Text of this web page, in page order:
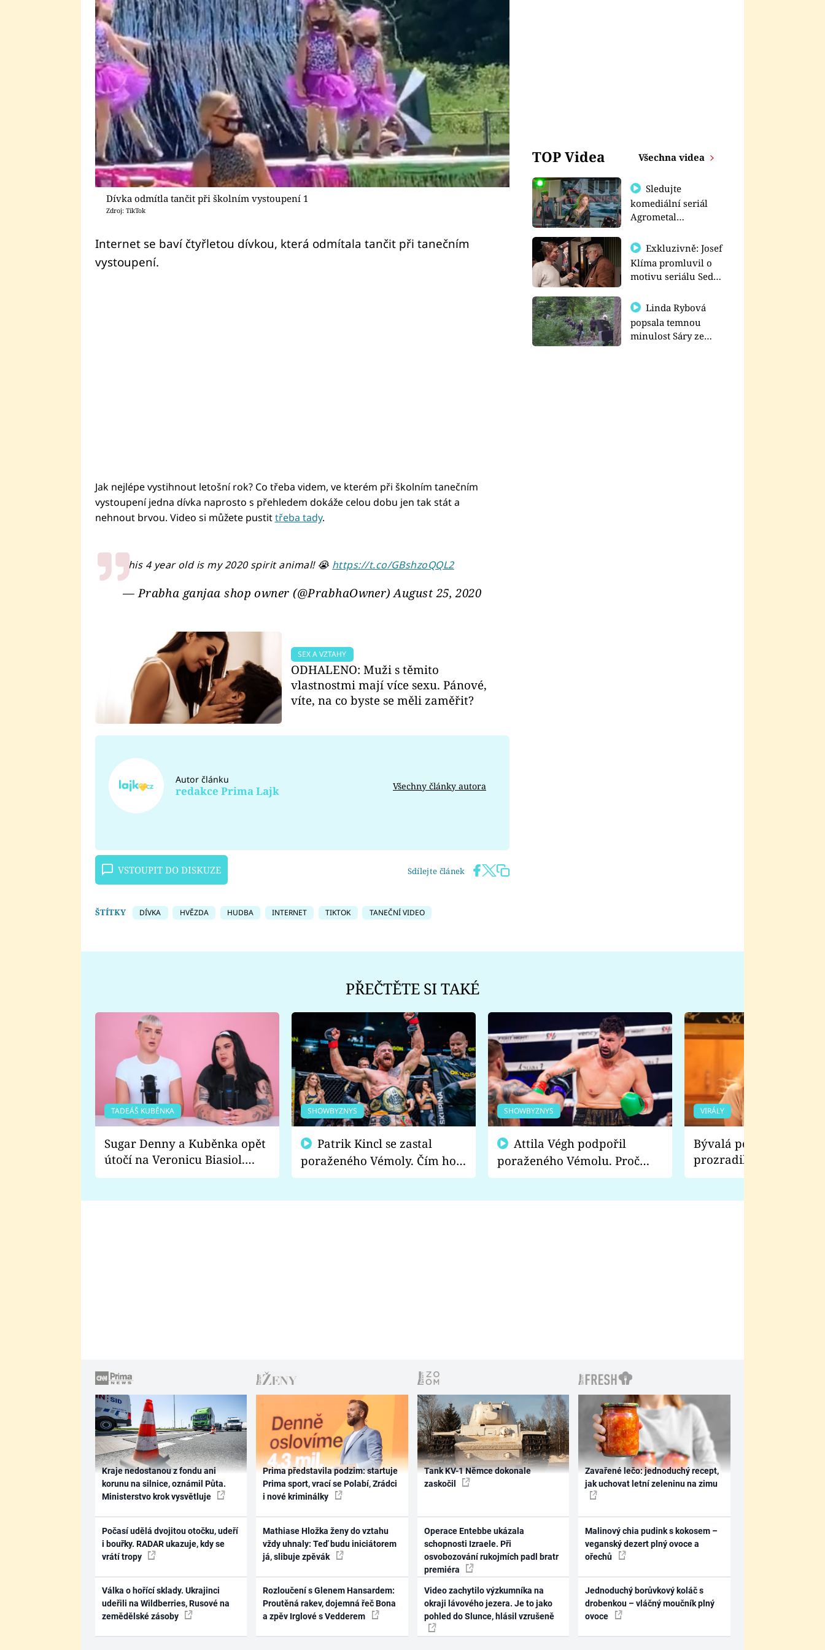
Dívka odmítla tančit při školním vystoupení 1
Zdroj: TikTok
Internet se baví čtyřletou dívkou, která odmítala tančit při tanečním
vystoupení.
Jak nejlépe vystihnout letošní rok? Co třeba videm, ve kterém při školním tanečním
vystoupení jedna dívka naprosto s přehledem dokáže celou dobu jen tak stát a
nehnout brvou. Video si můžete pustittřeba tady.
This 4 year old is my 2020 spirit animal! 😭 https://t.co/GBshzoQQL2
— Prabha ganjaa shop owner (@PrabhaOwner)August 25, 2020
SEX A VZTAHY
ODHALENO: Muži s těmito
vlastnostmi mají více sexu. Pánové,
víte, na co byste se měli zaměřit?
Autor článku
redakce Prima Lajk Všechny články autora
VSTOUPIT DO DISKUZE Sdílejte článek
ŠTÍTKY DÍVKA HVĚZDA HUDBA INTERNET TIKTOK TANEČNÍ VIDEO
TOP Videa Všechna videa
Sledujte
komediální seriál
Agrometal
prima+
Exkluzivně: Josef
Klíma promluvil o
motivu seriálu Sedm
Linda Rybová
popsala temnou
minulost Sáry ze
PŘEČTĚTE SI TAKÉ
TADEÁŠ KUBĚNKA
Sugar Denny a Kuběnka opět
útočí na Veronicu Biasiol.
Proč je podle nich falešná a
SHOWBYZNYS
poraženého Vémoly. Čím ho
fanoušci naštvali?
SHOWBYZNYS
poraženého Vémolu. Proč
chce raději zápasit s ním než
VIRÁLY
Bývalá pornoherečka
prozradila, co ji
natáčení Euforie.
Kraje nedostanou z fondu ani
korunu na silnice, oznámil Půta.
Ministerstvo krok vysvětluje
Počasí udělá dvojitou otočku, udeří
i bouřky. RADAR ukazuje, kdy se
vrátí tropy
Válka o hořící sklady. Ukrajinci
udeřili na Wildberries, Rusové na
zemědělské zásoby
Prima představila podzim: startuje
Prima sport, vrací se Polabí, Zrádci
i nové kriminálky
Mathiase Hložka ženy do vztahu
vždy uhnaly: Teď budu iniciátorem
já, slibuje zpěvák
Rozloučení s Glenem Hansardem:
Proutěná rakev, dojemná řeč Bona
a zpěv Irglové s Vedderem
Tank KV-1 Němce dokonale
zaskočil
Operace Entebbe ukázala
schopnosti Izraele. Při
osvobozování rukojmích padl bratr
premiéra
Video zachytilo výzkumníka na
okraji lávového jezera. Je to jako
pohled do Slunce, hlásil vzrušeně
Zavařené lečo: jednoduchý recept,
jak uchovat letní zeleninu na zimu
Malinový chia pudink s kokosem –
veganský dezert plný ovoce a
ořechů
Jednoduchý borůvkový koláč s
drobenkou – vláčný moučník plný
ovoce